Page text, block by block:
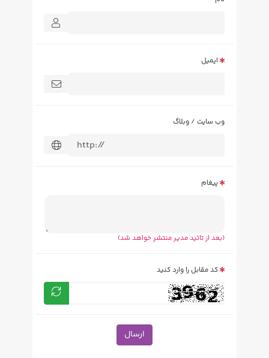
ایمیل
وب سایت / وبلاگ
پیغام
(بعد از تائید مدیر منتشر خواهد شد)
کد مقابل را وارد کنید
ارسال